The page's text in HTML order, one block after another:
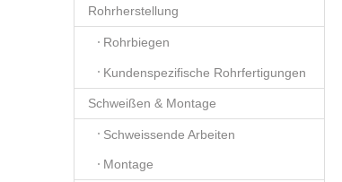
Rohrherstellung
Rohrbiegen
Kundenspezifische Rohrfertigungen
Schweißen & Montage
Schweissende Arbeiten
Montage